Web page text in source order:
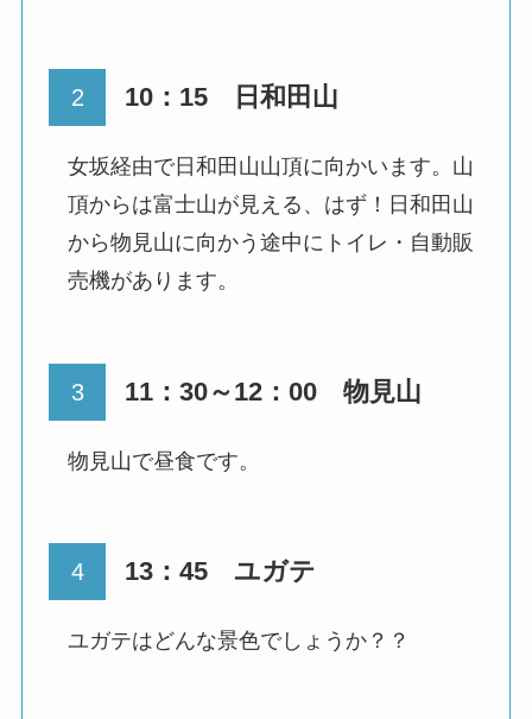
10：15 日和田山
女坂経由で日和田山山頂に向かいます。山
頂からは富士山が見える、はず！日和田山
から物見山に向かう途中にトイレ・自動販
売機があります。
11：30～12：00 物見山
物見山で昼食です。
13：45 ユガテ
ユガテはどんな景色でしょうか？？